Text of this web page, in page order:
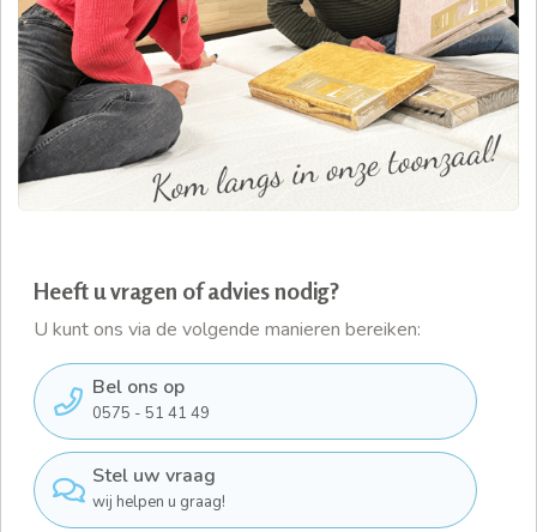
Heeft u vragen of advies nodig?
U kunt ons via de volgende manieren bereiken:
Bel ons op
0575 - 51 41 49
Stel uw vraag
wij helpen u graag!